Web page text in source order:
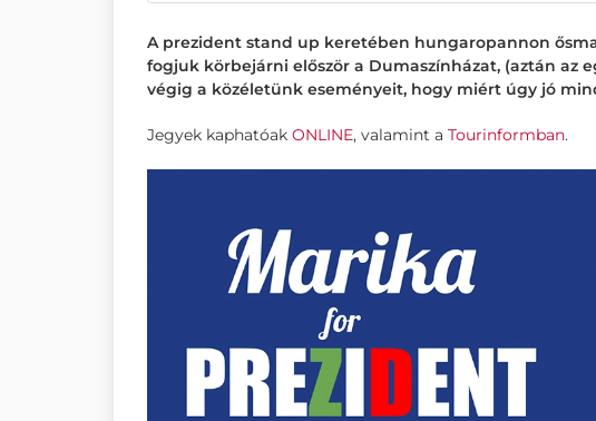
A prezident stand up keretében hungaropannon
fogjuk körbejárni először a Dumaszínházat, (aztán
végig a közéletünk eseményeit, hogy miért úgy jó
Jegyek kaphatóak ONLINE, valamint a Tourinformban.